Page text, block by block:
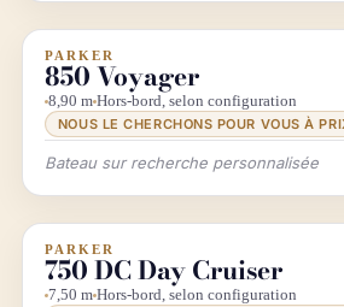
INFO & RECHERCHE
PARKER
850 Voyager
8,90 m Hors-bord, selon configuration
NOUS LE CHERCHONS POUR VOUS À
Bateau sur recherche personnalisée
INFO & RECHERCHE
PARKER
750 DC Day Cruiser
7,50 m Hors-bord, selon configuration